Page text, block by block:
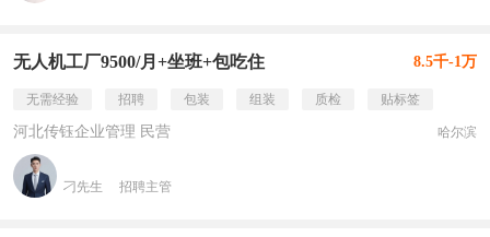
无人机工厂9500/月+坐班+包吃住 8.5千-1万
无需经验 招聘 包装 组装 质检 贴标签
河北传钰企业管理 民营 哈尔滨
刁先生 招聘主管